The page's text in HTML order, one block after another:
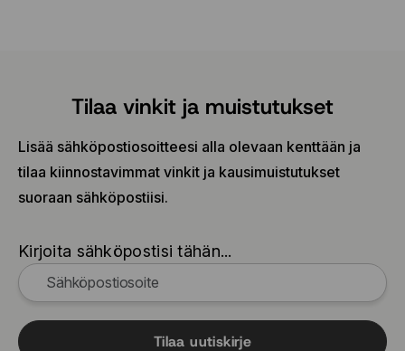
Tilaa vinkit ja muistutukset
Lisää sähköpostiosoitteesi alla olevaan kenttään ja
tilaa kiinnostavimmat vinkit ja kausimuistutukset
suoraan sähköpostiisi.
Kirjoita sähköpostisi tähän...
Tilaa uutiskirje